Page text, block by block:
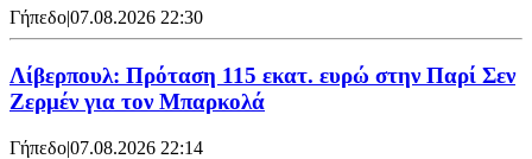
Γήπεδο|07.08.2026 22:30
Λίβερπουλ: Πρόταση 115 εκατ. ευρώ στην Παρί Σεν
Ζερμέν για τον Μπαρκολά
Γήπεδο|07.08.2026 22:14